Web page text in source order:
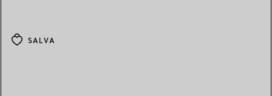
SALVA